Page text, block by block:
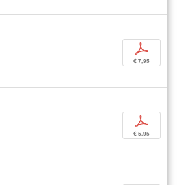
p
€ 7,95
p
€ 5,95